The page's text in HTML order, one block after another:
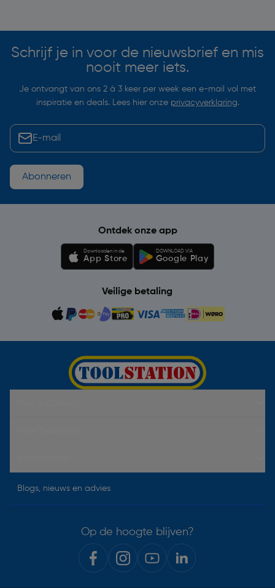
Schrijf je in voor de nieuwsbrief en mis
nooit meer iets.
Je ontvangt van ons 2 à 3 keer per week een e-mail vol met
inspiratie en deals. Lees hier onze privacyverklaring.
Abonneren
Ontdek onze app
Downloaden in de
App Store
DOWNLOAD VIA
Google Play
Veilige betaling
Blogs, nieuws en advies
Op de hoogte blijven?